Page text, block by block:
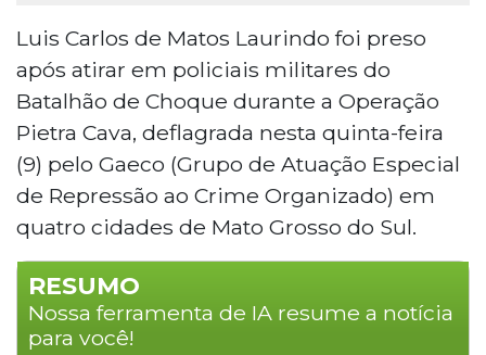
Luis Carlos de Matos Laurindo foi preso
após atirar em policiais militares do
Batalhão de Choque durante a Operação
Pietra Cava, deflagrada nesta quinta-feira
(9) pelo Gaeco (Grupo de Atuação Especial
de Repressão ao Crime Organizado) em
quatro cidades de Mato Grosso do Sul.
RESUMO
Nossa ferramenta de IA resume a notícia
para você!